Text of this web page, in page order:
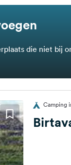
die niet bij
Camping